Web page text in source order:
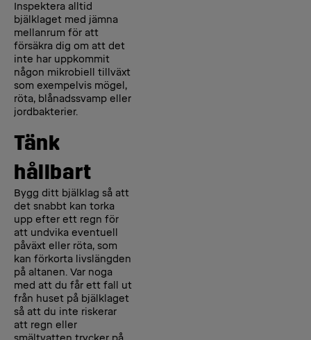
Inspektera alltid
bjälklaget med jämna
mellanrum för att
försäkra dig om att det
inte har uppkommit
någon mikrobiell tillväxt
som exempelvis mögel,
röta, blånadssvamp eller
jordbakterier.
Tänk
hållbart
Bygg ditt bjälklag så att
det snabbt kan torka
upp efter ett regn för
att undvika eventuell
påväxt eller röta, som
kan förkorta livslängden
på altanen. Var noga
med att du får ett fall ut
från huset på bjälklaget
så att du inte riskerar
att regn eller